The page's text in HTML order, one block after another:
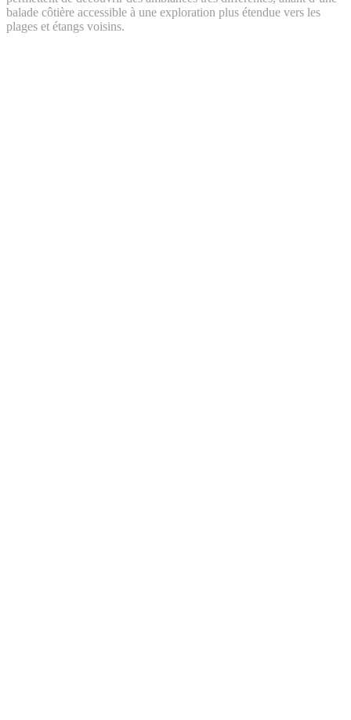
balade côtière accessible à une exploration plus étendue vers les
plages et étangs voisins.